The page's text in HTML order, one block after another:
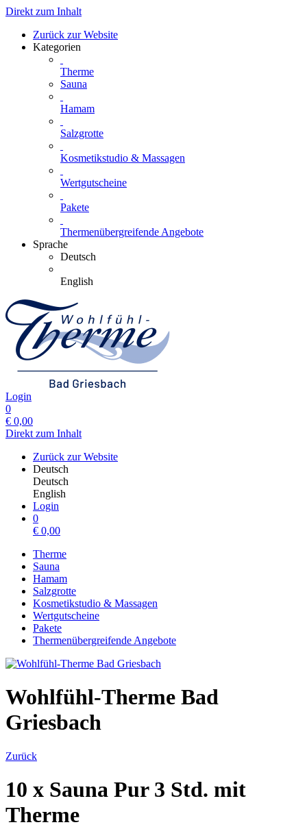
Direkt zum Inhalt
Zurück zur Website
Kategorien
Therme
Sauna
Hamam
Salzgrotte
Kosmetikstudio & Massagen
Wertgutscheine
Pakete
Thermenübergreifende Angebote
Sprache
Deutsch
English
Login
0
€ 0,00
Direkt zum Inhalt
Zurück zur Website
Deutsch
Deutsch
English
Login
0
€ 0,00
Therme
Sauna
Hamam
Salzgrotte
Kosmetikstudio & Massagen
Wertgutscheine
Pakete
Thermenübergreifende Angebote
Wohlfühl-Therme Bad
Griesbach
Zurück
10 x Sauna Pur 3 Std. mit
Therme